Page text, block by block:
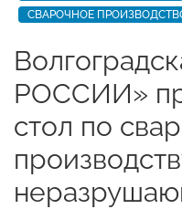
СВАРОЧНОЕ
РОССИИ»
стол по